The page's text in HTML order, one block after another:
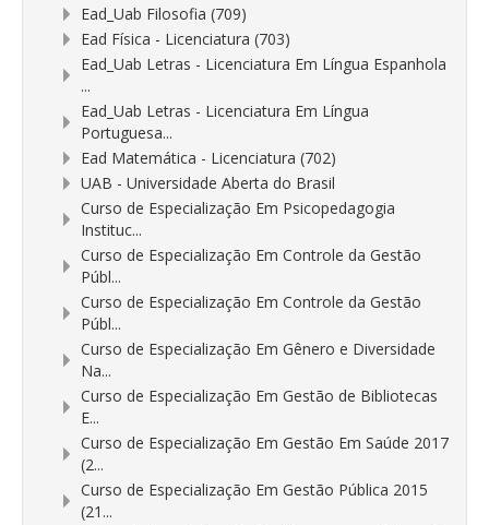
Ead_Uab Filosofia (709)
Ead Física - Licenciatura (703)
Ead_Uab Letras - Licenciatura Em Língua Espanhola
...
Ead_Uab Letras - Licenciatura Em Língua
Portuguesa...
Ead Matemática - Licenciatura (702)
UAB - Universidade Aberta do Brasil
Curso de Especialização Em Psicopedagogia
Instituc...
Curso de Especialização Em Controle da Gestão
Públ...
Curso de Especialização Em Controle da Gestão
Públ...
Curso de Especialização Em Gênero e Diversidade
Na...
Curso de Especialização Em Gestão de Bibliotecas
E...
Curso de Especialização Em Gestão Em Saúde 2017
(2...
Curso de Especialização Em Gestão Pública 2015
(21...